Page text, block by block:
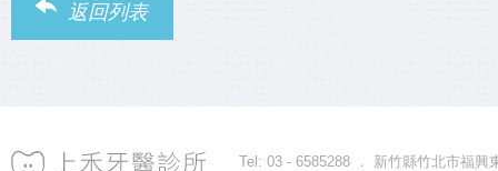
返回列表
Tel: 03 - 6585288 ． 新竹縣竹北市福興